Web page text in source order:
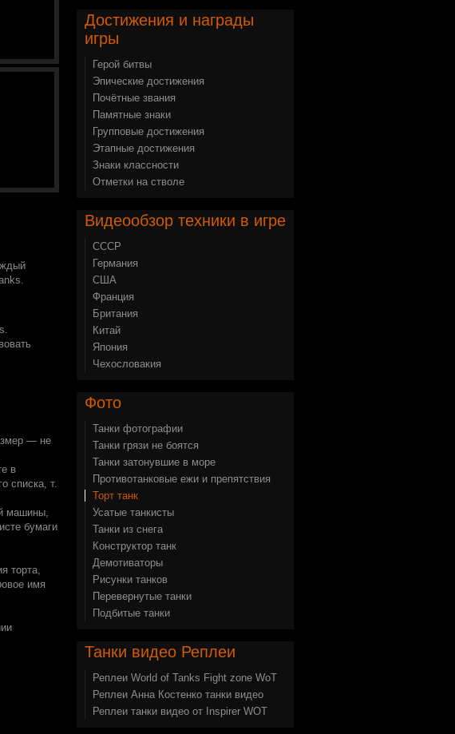
— не
в
списка, т.
машины,
бумаги
торта,
имя
Достижения и награды
игры
Герой битвы
Эпические достижения
Почётные звания
Памятные знаки
Групповые достижения
Этапные достижения
Знаки классности
Отметки на стволе
Видеообзор техники в игре
СССР
Германия
США
Франция
Британия
Китай
Япония
Чехословакия
Фото
Танки фотографии
Танки грязи не боятся
Танки затонувшие в море
Противотанковые ежи и препятствия
Торт танк
Усатые танкисты
Танки из снега
Конструктор танк
Демотиваторы
Рисунки танков
Перевернутые танки
Подбитые танки
Танки видео Реплеи
Реплеи World of Tanks Fight zone WoT
Реплеи Анна Костенко танки видео
Реплеи танки видео от Inspirer WOT